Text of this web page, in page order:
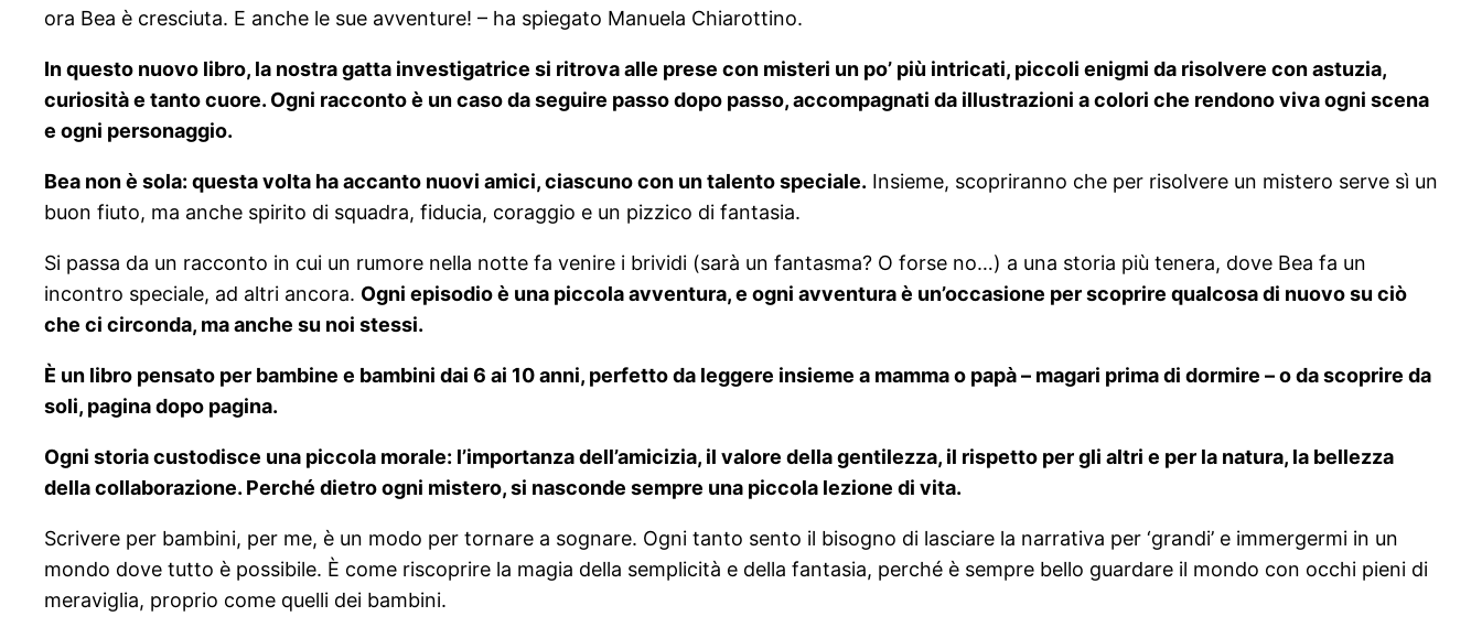
ora Bea è cresciuta. E anche le sue avventure! – ha spiegato Manuela Chiarottino.
In questo nuovo libro, la nostra gatta investigatrice si ritrova alle prese con misteri un po’ più intricati, piccoli enigmi da risolvere con astuzia,
curiosità e tanto cuore. Ogni racconto è un caso da seguire passo dopo passo, accompagnati da illustrazioni a colori che rendono viva ogni scena
e ogni personaggio.
Bea non è sola: questa volta ha accanto nuovi amici, ciascuno con un talento speciale. Insieme, scopriranno che per risolvere un mistero serve sì un
buon fiuto, ma anche spirito di squadra, fiducia, coraggio e un pizzico di fantasia.
Si passa da un racconto in cui un rumore nella notte fa venire i brividi (sarà un fantasma? O forse no…) a una storia più tenera, dove Bea fa un
incontro speciale, ad altri ancora. Ogni episodio è una piccola avventura, e ogni avventura è un’occasione per scoprire qualcosa di nuovo su ciò
che ci circonda, ma anche su noi stessi.
È un libro pensato per bambine e bambini dai 6 ai 10 anni, perfetto da leggere insieme a mamma o papà – magari prima di dormire – o da scoprire da
soli, pagina dopo pagina.
Ogni storia custodisce una piccola morale: l’importanza dell’amicizia, il valore della gentilezza, il rispetto per gli altri e per la natura, la bellezza
della collaborazione. Perché dietro ogni mistero, si nasconde sempre una piccola lezione di vita.
Scrivere per bambini, per me, è un modo per tornare a sognare. Ogni tanto sento il bisogno di lasciare la narrativa per ‘grandi’ e immergermi in un
mondo dove tutto è possibile. È come riscoprire la magia della semplicità e della fantasia, perché è sempre bello guardare il mondo con occhi pieni di
meraviglia, proprio come quelli dei bambini.